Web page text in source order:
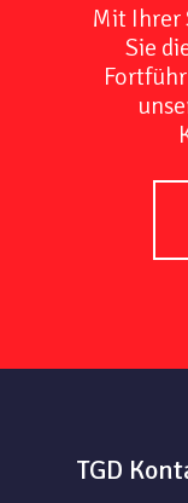
Mit Ihrer
Sie
TGD